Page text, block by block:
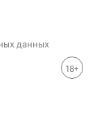
данных
18+